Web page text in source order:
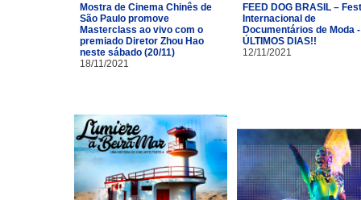
Mostra de Cinema Chinês de
São Paulo promove
Masterclass ao vivo com o
premiado Diretor Zhou Hao
neste sábado (20/11)
18/11/2021
FEED DOG BRASIL –
Internacional de
Documentários de Moda -
ÚLTIMOS DIAS!!
12/11/2021